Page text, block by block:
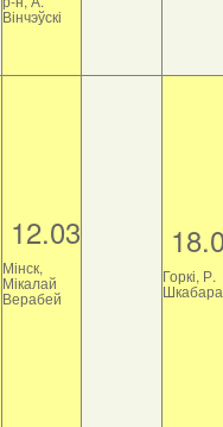
Вінчэўскі
12.03
Мінск,
Мікалай
Верабей
Горкі, Р.
Шкабара